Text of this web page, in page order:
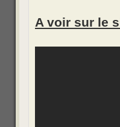
A voir sur le